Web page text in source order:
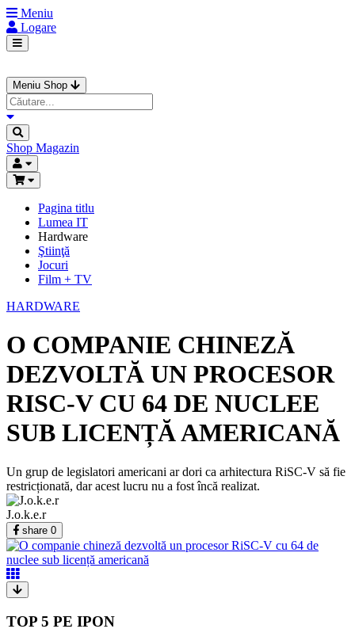
Meniu
Logare
Meniu Shop
Shop Magazin
Pagina titlu
Lumea IT
Hardware
Ştiinţă
Jocuri
Film + TV
HARDWARE
O COMPANIE CHINEZĂ
DEZVOLTĂ UN PROCESOR
RISC-V CU 64 DE NUCLEE
SUB LICENȚĂ AMERICANĂ
Un grup de legislatori americani ar dori ca arhitectura RiSC-V să fie
restricționată, dar acest lucru nu a fost încă realizat.
J.o.k.e.r
share 0
TOP 5 PE IPON